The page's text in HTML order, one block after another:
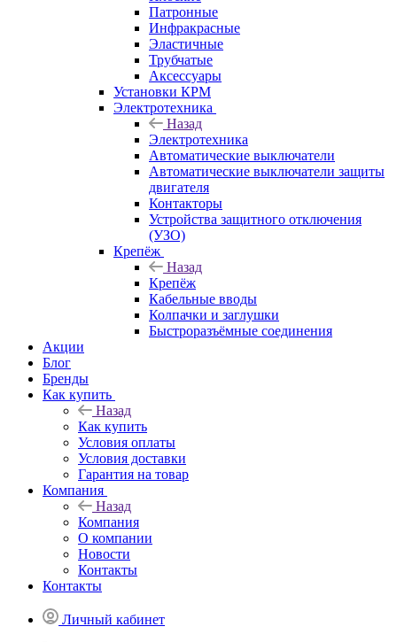
Патронные
Инфракрасные
Эластичные
Трубчатые
Аксессуары
Установки КРМ
Электротехника
Назад
Электротехника
Автоматические выключатели
Автоматические выключатели защиты
двигателя
Контакторы
Устройства защитного отключения
(УЗО)
Крепёж
Назад
Крепёж
Кабельные вводы
Колпачки и заглушки
Быстроразъёмные соединения
Акции
Блог
Бренды
Как купить
Назад
Как купить
Условия оплаты
Условия доставки
Гарантия на товар
Компания
Назад
Компания
О компании
Новости
Контакты
Контакты
Личный кабинет